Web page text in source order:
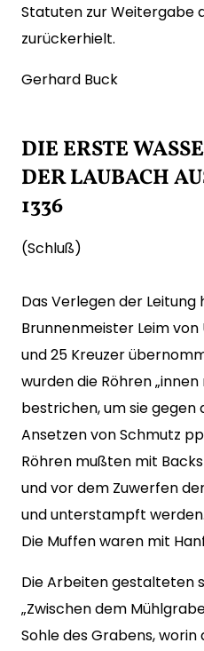
Statuten zur Weitergabe
zurückerhielt.
Gerhard Buck
DIE ERSTE
DER LAUBACH
1336
(Schluß)
Das Verlegen der
Brunnenmeister Leim von
und 25 Kreuzer
wurden die Röhren
bestrichen, um sie gegen
Ansetzen von Schmutz
Röhren mußten mit
und vor dem Zuwerfen
und unterstampft
Die Muffen waren mit
Die Arbeiten gestalteten
„Zwischen dem
Sohle des Grabens, worin